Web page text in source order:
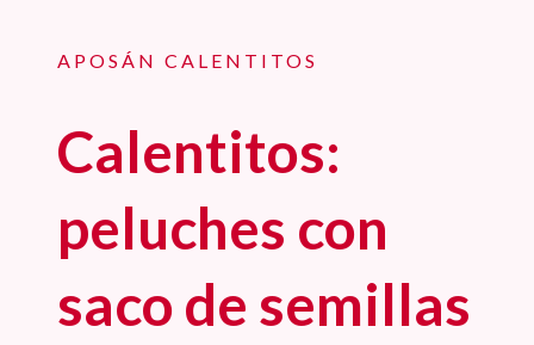
APOSÁN CALENTITOS
Calentitos:
peluches con
saco de semillas